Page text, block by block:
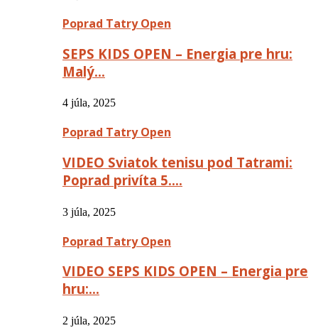
Poprad Tatry Open
SEPS KIDS OPEN – Energia pre hru:
Malý…
4 júla, 2025
Poprad Tatry Open
VIDEO Sviatok tenisu pod Tatrami:
Poprad privíta 5….
3 júla, 2025
Poprad Tatry Open
VIDEO SEPS KIDS OPEN – Energia pre
hru:…
2 júla, 2025